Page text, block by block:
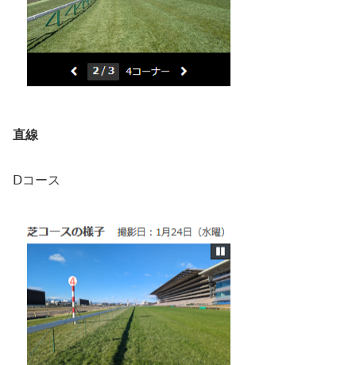
直線
Ⅾコース